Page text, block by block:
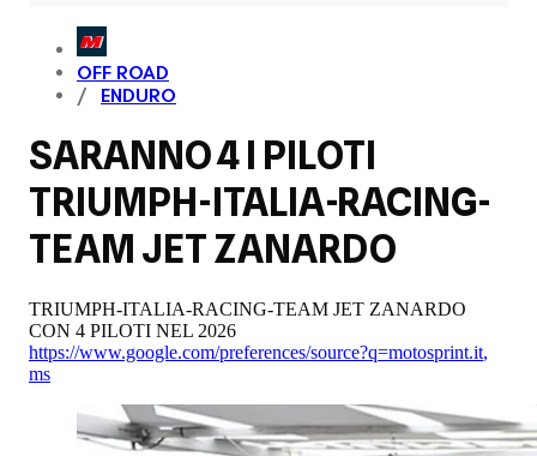
OFF ROAD
ENDURO
SARANNO 4 I PILOTI
TRIUMPH-ITALIA-RACING-
TEAM JET ZANARDO
TRIUMPH-ITALIA-RACING-TEAM JET ZANARDO
CON 4 PILOTI NEL 2026
https://www.google.com/preferences/source?q=motosprint.it,
ms